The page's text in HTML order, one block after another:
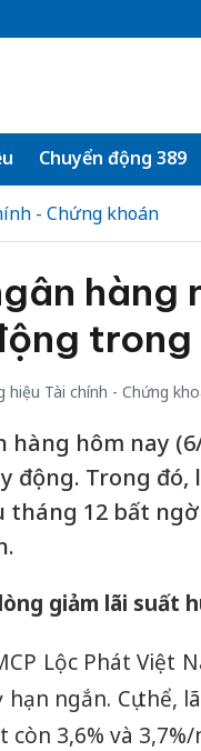
Chuyển động 389
- Chứng khoán
hàng
trong
hiệu Tài chính - Chứng
hôm nay
động. Trong đó,
tháng 12 bất
giảm lãi suất
Lộc Phát Việt
ngắn. Cụ thể,
3,6% và 3,7%/